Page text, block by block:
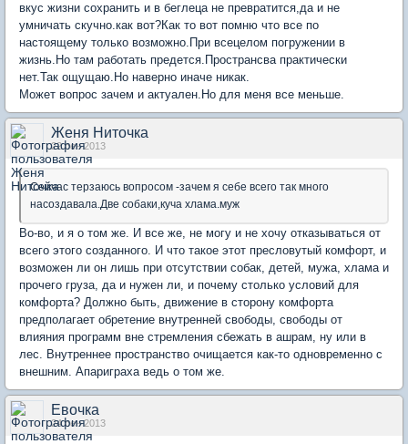
вкус жизни сохранить и в беглеца не превратится,да и не
умничать скучно.как вот?Как то вот помню что все по
настоящему только возможно.При всецелом погружении в
жизнь.Но там работать предется.Пространсва практически
нет.Так ощущаю.Но наверно иначе никак.
Может вопрос зачем и актуален.Но для меня все меньше.
Женя Ниточка
22 сен 2013
Сейчас терзаюсь вопросом -зачем я себе всего так много
насоздавала.Две собаки,куча хлама.муж
Во-во, и я о том же. И все же, не могу и не хочу отказываться от
всего этого созданного. И что такое этот пресловутый комфорт, и
возможен ли он лишь при отсутствии собак, детей, мужа, хлама и
прочего груза, да и нужен ли, и почему столько условий для
комфорта? Должно быть, движение в сторону комфорта
предполагает обретение внутренней свободы, свободы от
влияния программ вне стремления сбежать в ашрам, ну или в
лес. Внутреннее пространство очищается как-то одновременно с
внешним. Апариграха ведь о том же.
Евочка
24 сен 2013